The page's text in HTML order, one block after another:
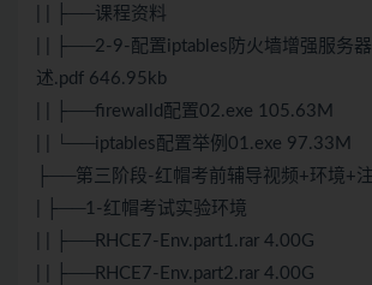
| | ├──课程资料
| | ├──2-9-配置iptables防火墙增强服务
述.pdf 646.95kb
| | ├──firewalld配置02.exe 105.63M
| | └──iptables配置举例01.exe 97.33M
├──第三阶段-红帽考前辅导视频+环境+
| ├──1-红帽考试实验环境
| | ├──RHCE7-Env.part1.rar 4.00G
| | ├──RHCE7-Env.part2.rar 4.00G